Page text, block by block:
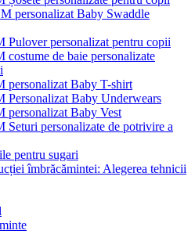
personalizat Baby Swaddle
Pulover personalizat pentru copii
de baie personalizate
personalizat Baby T-shirt
Personalizat Baby Underwears
personalizat Baby Vest
personalizate de potrivire a
pentru sugari
îmbrăcămintei: Alegerea tehnicii